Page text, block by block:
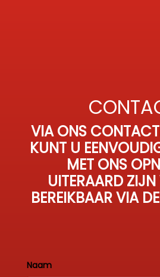
VIA ONS
KUNT U
MET ONS
UITERAARD
BEREIKBAAR VIA
Naam